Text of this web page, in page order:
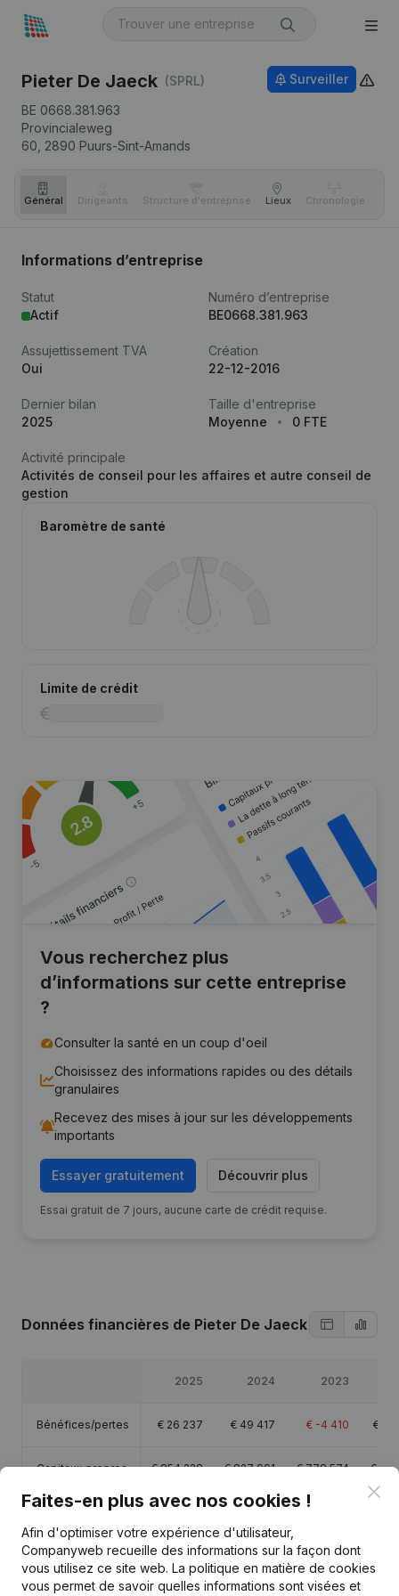
Pieter De Jaeck (SPRL)
BE 0668.381.963
Provincialeweg
60, 2890 Puurs-Sint-Amands
Surveiller
Général Dirigeants Structure d'entreprise Lieux Chronologie
Informations d’entreprise
Statut
Actif
Numéro d’entreprise
BE0668.381.963
Assujettissement TVA
Oui
Création
22-12-2016
Dernier bilan
2025
Taille d'entreprise
Moyenne
0 FTE
Activité principale
Activités de conseil pour les affaires et autre conseil de
gestion
Baromètre de santé
Limite de crédit
Vous recherchez plus
d’informations sur cette entreprise
?
Consulter la santé en un coup d'oeil
Choisissez des informations rapides ou des détails
granulaires
Recevez des mises à jour sur les développements
importants
Essayer gratuitement Découvrir plus
Essai gratuit de 7 jours, aucune carte de crédit requise.
Données financières de Pieter De Jaeck
2025 2024 2023
Bénéfices/pertes € 26 237 € 49 417 € -4 410 €
Capitaux propres €854 228 €827 991 €778 574 €
Faites-en plus avec nos cookies !
Afin d'optimiser votre expérience d'utilisateur,
Companyweb recueille des informations sur la façon dont
vous utilisez ce site web. La politique en matière de cookies
vous permet de savoir quelles informations sont visées et